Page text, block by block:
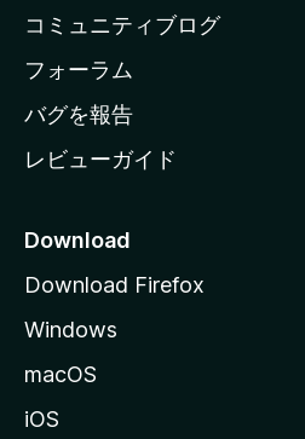
ー
ジ
へ
コミュニティブログ
フォーラム
バグを報告
レビューガイド
Download
Download Firefox
Windows
macOS
iOS